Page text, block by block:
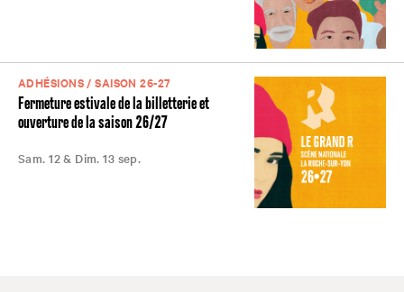
ADHÉSIONS / SAISON 26-27
Fermeture estivale de la billetterie et
ouverture de la saison 26/27
Sam. 12 & Dim. 13 sep.